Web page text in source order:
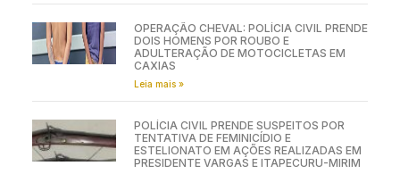
OPERAÇÃO CHEVAL: POLÍCIA CIVIL PRENDE
DOIS HOMENS POR ROUBO E
ADULTERAÇÃO DE MOTOCICLETAS EM
CAXIAS
Leia mais »
POLÍCIA CIVIL PRENDE SUSPEITOS POR
TENTATIVA DE FEMINICÍDIO E
ESTELIONATO EM AÇÕES REALIZADAS EM
PRESIDENTE VARGAS E ITAPECURU-MIRIM